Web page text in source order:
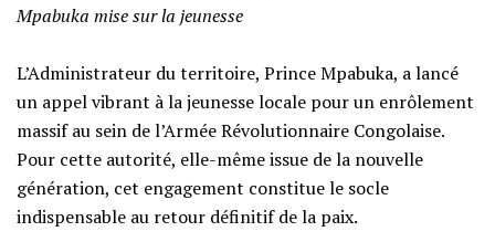
Mpabuka mise sur la jeunesse
L’Administrateur du territoire, Prince Mpabuka, a lancé
un appel vibrant à la jeunesse locale pour un enrôlement
massif au sein de l’Armée Révolutionnaire Congolaise.
Pour cette autorité, elle-même issue de la nouvelle
génération, cet engagement constitue le socle
indispensable au retour définitif de la paix.